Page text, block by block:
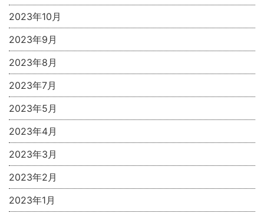
2023年10月
2023年9月
2023年8月
2023年7月
2023年5月
2023年4月
2023年3月
2023年2月
2023年1月